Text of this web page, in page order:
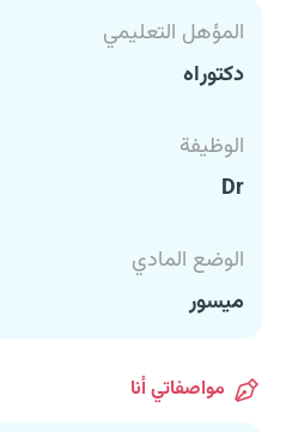
المؤهل التعليمي
دكتوراه
الوظيفة
Dr
الوضع المادي
ميسور
مواصفاتي أنا